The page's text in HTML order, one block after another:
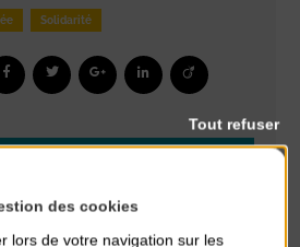
Solidarité
des cookies
lors de votre navigation sur les
Tout refuser